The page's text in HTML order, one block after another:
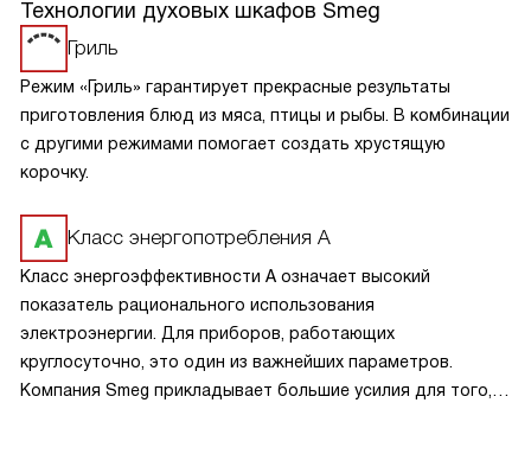
Технологии духовых шкафов Smeg
Гриль
Режим «Гриль» гарантирует прекрасные результаты
приготовления блюд из мяса, птицы и рыбы. В комбинации
с другими режимами помогает создать хрустящую
корочку.
Класс энергопотребления А
Класс энергоэффективности А означает высокий
показатель рационального использования
электроэнергии. Для приборов, работающих
круглосуточно, это один из важнейших параметров.
Компания Smeg прикладывает большие усилия для того,